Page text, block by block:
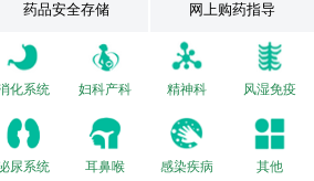
药品安全存储 网上购药指导
化系统 妇科产科 精神科 风湿免疫
尿系统 耳鼻喉 感染疾病 其他